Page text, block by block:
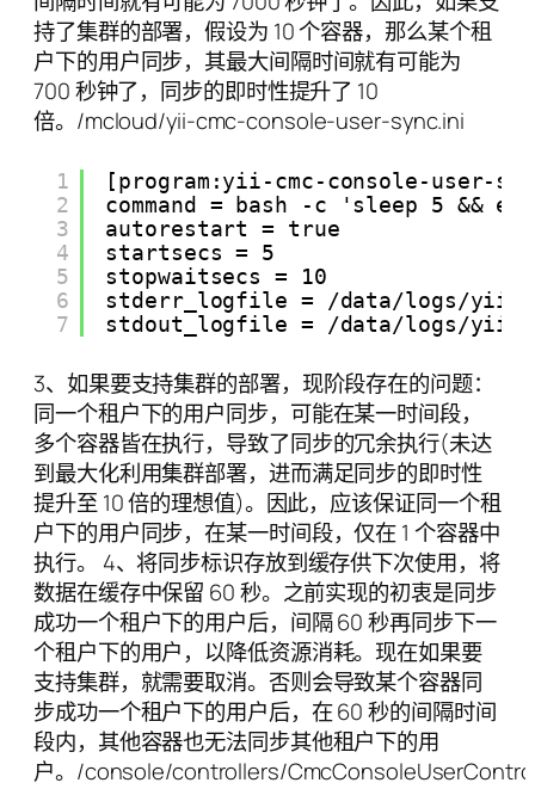
持了集群的部署，假设为 10 个容器，那么某个租
户下的用户同步，其最大间隔时间就有可能为
700 秒钟了，同步的即时性提升了 10
倍。/mcloud/yii-cmc-console-user-sync.ini
1
2
3
4
5
6
7
[program:yii-cmc-console-user-
command = bash -c 'sleep 5 &&
autorestart = true
startsecs = 5
stopwaitsecs = 10
stderr_logfile = /data/logs/yii-
stdout_logfile = /data/logs/yii-
3、如果要支持集群的部署，现阶段存在的问题：
同一个租户下的用户同步，可能在某一时间段，
多个容器皆在执行，导致了同步的冗余执行(未达
到最大化利用集群部署，进而满足同步的即时性
提升至 10 倍的理想值)。因此，应该保证同一个租
户下的用户同步，在某一时间段，仅在 1 个容器中
执行。 4、将同步标识存放到缓存供下次使用，将
数据在缓存中保留 60 秒。之前实现的初衷是同步
成功一个租户下的用户后，间隔 60 秒再同步下一
个租户下的用户，以降低资源消耗。现在如果要
支持集群，就需要取消。否则会导致某个容器同
步成功一个租户下的用户后，在 60 秒的间隔时间
段内，其他容器也无法同步其他租户下的用
户。/console/controllers/